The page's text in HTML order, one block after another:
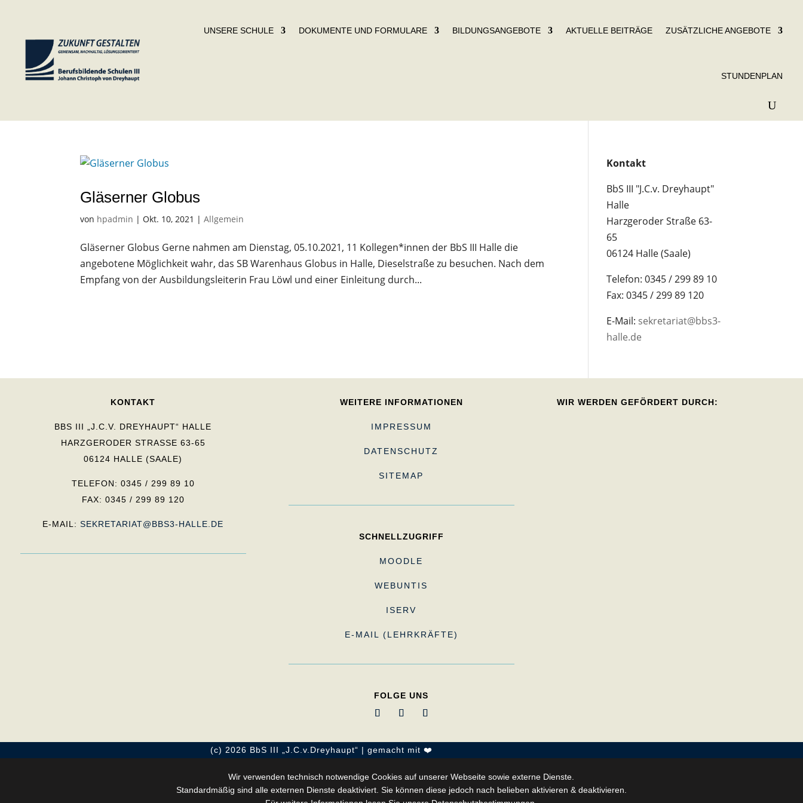
UNSERE SCHULE DOKUMENTE UND FORMULARE BILDUNGSANGEBOTE AKTUELLE BEITRÄGE ZUSÄTZLICHE ANGEBOTE
STUNDENPLAN
Gläserner Globus
von hpadmin |Okt. 10, 2021 |Allgemein
Gläserner Globus Gerne nahmen am Dienstag, 05.10.2021, 11 Kollegen*innen der BbS III Halle die
angebotene Möglichkeit wahr, das SB Warenhaus Globus in Halle, Dieselstraße zu besuchen. Nach dem
Empfang von der Ausbildungsleiterin Frau Löwl und einer Einleitung durch...
Kontakt
BbS III "J.C.v. Dreyhaupt"
Halle
Harzgeroder Straße 63-
65
06124 Halle (Saale)
Telefon: 0345 / 299 89 10
Fax: 0345 / 299 89 120
E-Mail: sekretariat@bbs3-
halle.de
KONTAKT
BBS III „J.C.V. DREYHAUPT“ HALLE
HARZGERODER STRASSE 63-65
06124 HALLE (SAALE)
TELEFON: 0345 / 299 89 10
FAX: 0345 / 299 89 120
E-MAIL: SEKRETARIAT@BBS3-HALLE.DE
WEITERE INFORMATIONEN
IMPRESSUM
DATENSCHUTZ
SITEMAP
SCHNELLZUGRIFF
MOODLE
WEBUNTIS
ISERV
E-MAIL (LEHRKRÄFTE)
FOLGE UNS
WIR WERDEN GEFÖRDERT DURCH:
(c) 2026 BbS III „J.C.v.Dreyhaupt“ | gemacht mit ❤️
Wir verwenden technisch notwendige Cookies auf unserer Webseite sowie externe Dienste.
Standardmäßig sind alle externen Dienste deaktiviert. Sie können diese jedoch nach belieben aktivieren & deaktivieren.